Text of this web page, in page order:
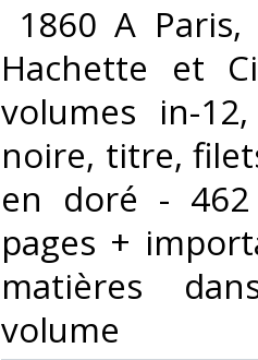
1860 A
Hachette et
volumes in-
noire, titre,
en doré -
pages +
matières
volume‎